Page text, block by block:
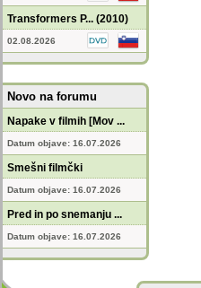
Transformers P... (2010)
02.08.2026
Novo na forumu
Napake v filmih [Mov ...
Datum objave: 16.07.2026
Smešni filmčki
Datum objave: 16.07.2026
Pred in po snemanju ...
Datum objave: 16.07.2026